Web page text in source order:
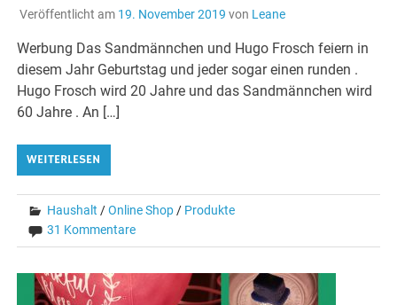
Veröffentlicht am 19. November 2019 von Leane
Werbung Das Sandmännchen und Hugo Frosch feiern in
diesem Jahr Geburtstag und jeder sogar einen runden .
Hugo Frosch wird 20 Jahre und das Sandmännchen wird
60 Jahre . An […]
WEITERLESEN
Haushalt /Online Shop / Produkte
31 Kommentare